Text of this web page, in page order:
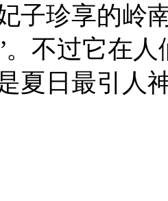
子珍享的岭
。不过它在
夏日最引